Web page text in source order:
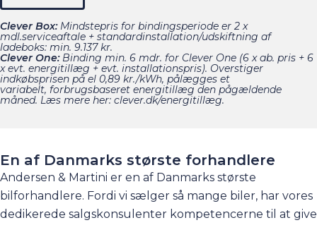
Clever Box:Mindstepris for bindingsperiode er 2 x
mdl.serviceaftale + standardinstallation/udskiftning af
ladeboks: min. 9.137 kr.
Clever One:Binding min. 6 mdr. for Clever One (6 x ab. pris + 6
x evt. energitillæg + evt. installationspris). Overstiger
indkøbsprisen på el 0,89 kr./kWh, pålægges et
variabelt, forbrugsbaseret energitillæg den pågældende
måned. Læs mere her: clever.dk/energitillæg.
En af Danmarks største forhandlere
Andersen & Martini er en af Danmarks største
bilforhandlere. Fordi vi sælger så mange biler, har vores
dedikerede salgskonsulenter kompetencerne til at give